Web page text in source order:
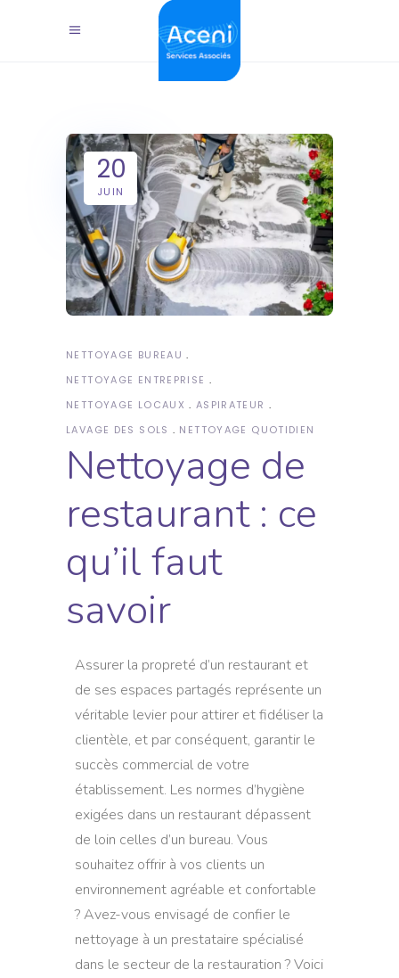
20
JUIN
NETTOYAGE BUREAU
NETTOYAGE ENTREPRISE
NETTOYAGE LOCAUX
ASPIRATEUR
LAVAGE DES SOLS
NETTOYAGE QUOTIDIEN
Nettoyage de
restaurant : ce
qu’il faut
savoir
Assurer la propreté d’un restaurant et
de ses espaces partagés représente un
véritable levier pour attirer et fidéliser la
clientèle, et par conséquent, garantir le
succès commercial de votre
établissement. Les normes d’hygiène
exigées dans un restaurant dépassent
de loin celles d’un bureau. Vous
souhaitez offrir à vos clients un
environnement agréable et confortable
? Avez-vous envisagé de confier le
nettoyage à un prestataire spécialisé
dans le secteur de la restauration ? Voici